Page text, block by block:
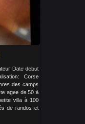
Date debut
Corse
des camps
agee de 50 à
villa à 100
de randos et